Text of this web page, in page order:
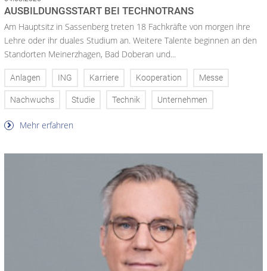
AUSBILDUNGSSTART BEI TECHNOTRANS
Am Hauptsitz in Sassenberg treten 18 Fachkräfte von morgen ihre
Lehre oder ihr duales Studium an. Weitere Talente beginnen an den
Standorten Meinerzhagen, Bad Doberan und...
Anlagen ING Karriere Kooperation Messe
Nachwuchs Studie Technik Unternehmen
Mehr erfahren